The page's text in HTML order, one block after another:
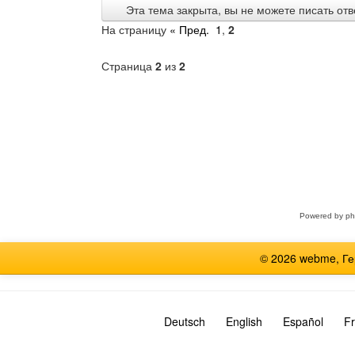
Эта тема закрыта, вы не можете писать
На страницу « Пред. 1 , 2
Страница 2 из 2
Powered by
© 2026 webme,
Deutsch English Español